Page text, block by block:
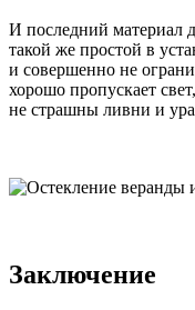
И последний материал
такой же простой в
и совершенно не
хорошо пропускает
не страшны ливни и
Заключение